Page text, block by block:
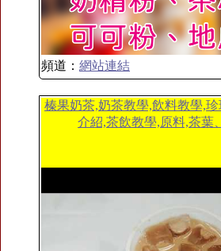
頻道： 網站連結
榛果奶茶,奶茶教學,飲料教學,
介紹,茶飲教學,原料,茶葉